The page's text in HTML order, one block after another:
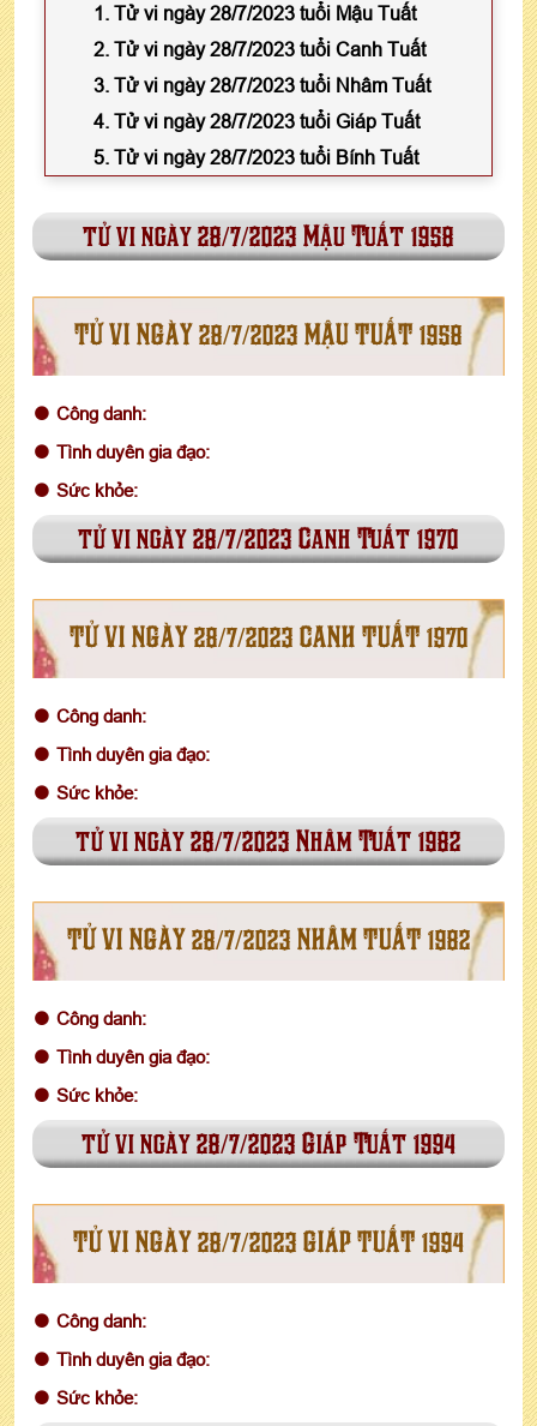
1. Tử vi ngày 28/7/2023 tuổi Mậu Tuất
2. Tử vi ngày 28/7/2023 tuổi Canh Tuất
3. Tử vi ngày 28/7/2023 tuổi Nhâm Tuất
4. Tử vi ngày 28/7/2023 tuổi Giáp Tuất
5. Tử vi ngày 28/7/2023 tuổi Bính Tuất
tử vi ngày 28/7/2023 Mậu Tuất 1958
TỬ VI NGÀY 28/7/2023 MẬU TUẤT 1958
Công danh:
Tình duyên gia đạo:
Sức khỏe:
tử vi ngày 28/7/2023 Canh Tuất 1970
TỬ VI NGÀY 28/7/2023 CANH TUẤT 1970
Công danh:
Tình duyên gia đạo:
Sức khỏe:
tử vi ngày 28/7/2023 Nhâm Tuất 1982
TỬ VI NGÀY 28/7/2023 NHÂM TUẤT 1982
Công danh:
Tình duyên gia đạo:
Sức khỏe:
tử vi ngày 28/7/2023 Giáp Tuất 1994
TỬ VI NGÀY 28/7/2023 GIÁP TUẤT 1994
Công danh:
Tình duyên gia đạo:
Sức khỏe: